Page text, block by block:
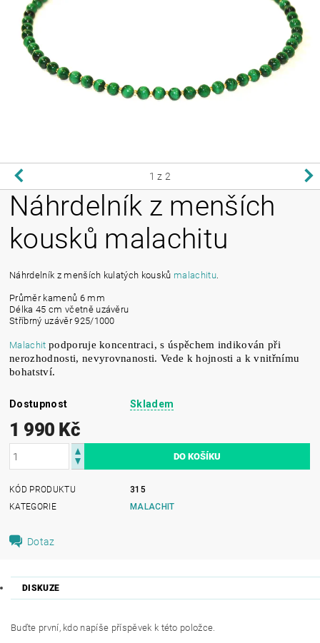
1 z 2
Náhrdelník z menších
kousků malachitu
Náhrdelník z menších kulatých kousků malachitu.
Průměr kamenů 6 mm
Délka 45 cm včetně uzávěru
Stříbrný uzávěr 925/1000
Malachit podporuje koncentraci, s úspěchem indikován při
nerozhodnosti, nevyrovnanosti.Vede k hojnosti a k vnitřnímu
bohatství.
Dostupnost Skladem
1 990 Kč
KÓD PRODUKTU
315
KATEGORIE
MALACHIT
Dotaz
DISKUZE
Buďte první, kdo napíše příspěvek k této položce.